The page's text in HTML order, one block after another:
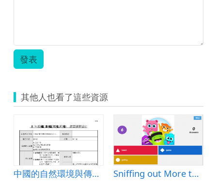
發表
其他人也看了這些資源
中國的自然環境與傳統維生方式 Sniffing out More than